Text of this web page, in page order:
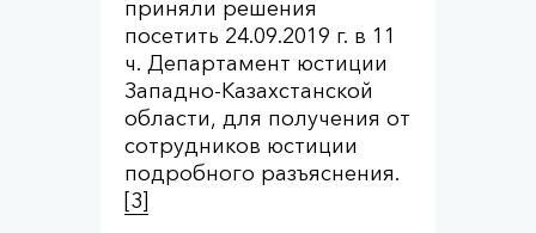
приняли решения
посетить 24.09.2019 г. в 11
ч. Департамент юстиции
Западно-Казахстанской
области, для получения от
сотрудников юстиции
подробного разъяснения.
[3]